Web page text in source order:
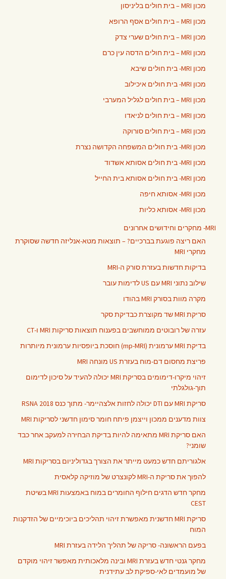
מכון MRI – בית חולים בליניסון
מכון MRI – בית חולים אסף הרופא
מכון MRI – בית חולים שערי צדק
מכון MRI – בית חולים הדסה עין כרם
מכון MRI- בית חולים שיבא
מכון MRI- בית חולים איכילוב
מכון MRI – בית חולים לגליל המערבי
מכון MRI – בית חולים לניאדו
מכון MRI – בית חולים סורוקה
מכון MRI- בית חולים המשפחה הקדושה נצרת
מכון MRI- בית חולים אסותא אשדוד
מכון MRI- בית חולים אסותא בית החייל
מכון MRI- אסותא חיפה
מכון MRI- אסותא כליות
MRI- מחקרים וחידושים אחרונים
האם ריצה פוגעת בברכיים? – תוצאות מטא-אנליזה חדשה שסוקרת
מחקרי MRI
בדיקות חדשות בעזרת סורק ה-MRI
שילוב נתוני MRI עם US לדימות עובר
מקרה מוות בסורק MRI בהודו
סריקת MRI שד מקוצרת כבדיקת סקר
עזרה של רובוטים ממוחשבים בפענוח תוצאות סריקות MRI ו-CT
בדיקת MRI ערמונית (mp-MRI) חוסכת ביופסיות ערמונית מיותרות
פריצת מחסום דם-מוח בעזרת US מונחה MRI
זיהוי מיקרו-דימומים בסריקת MRI יכולה להעיד על סיכון לדימום
תוך-גולגלתי
סריקת MRI עם DTI יכולה לחזות אלצהיימר- מתוך כנס RSNA 2018
צוות מדענים ממכון וייצמן פיתח חומר סימון חדשני לסריקות MRI
האם סריקת MRI מתאימה להיות בדיקת הבחירה למעקב אחר כבד
שומני?
אלגוריתם חדש כמעט מייתר את הצורך בגדוליניום בסריקות MRI
להפוך את סריקת ה-MRI לקונצרט של מוזיקה קלאסית
מחקר חדש הדגים חילוף החומרים במוח באמצעות MRI בשיטת
CEST
סריקת MRI חדשנית מאפשרת זיהוי תהליכים ביוכימיים של הזדקנות
המוח
בפעם הראשונה- סריקה של תהליך הלידה בעזרת MRI
מחקר גנטי חדש בעזרת MRI ובינה מלאכותית מאפשר זיהוי מוקדם
של מועמדים לאי-ספיקת לב עתידנית